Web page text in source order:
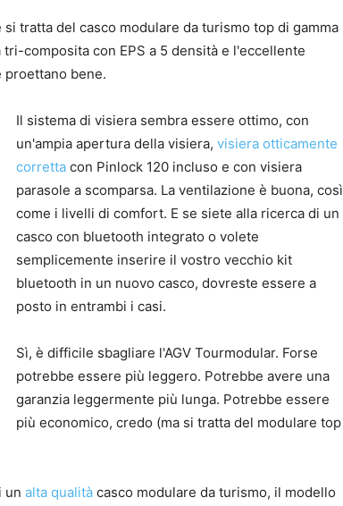
si tratta del casco modulare da turismo top di gamma
composita con EPS a 5 densità e l'eccellente
proettano bene.
Il sistema di visiera sembra essere ottimo, con
un'ampia apertura della visiera, visiera otticamente
corretta con Pinlock 120 incluso e con visiera
parasole a scomparsa. La ventilazione è buona, così
come i livelli di comfort. E se siete alla ricerca di un
casco con bluetooth integrato o volete
semplicemente inserire il vostro vecchio kit
bluetooth in un nuovo casco, dovreste essere a
posto in entrambi i casi.
Sì, è difficile sbagliare l'AGV Tourmodular. Forse
potrebbe essere più leggero. Potrebbe avere una
garanzia leggermente più lunga. Potrebbe essere
più economico, credo (ma si tratta del modulare top
un alta qualità casco modulare da turismo, il modello